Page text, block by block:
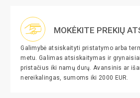
MOKĖKITE PREKIŲ
Galimybė atsiskaityti pristatymo arba
metu. Galimas atsiskaitymas ir
pristačius iki namų durų. Avansinis ar
nereikalingas, sumoms iki 2000 EUR.